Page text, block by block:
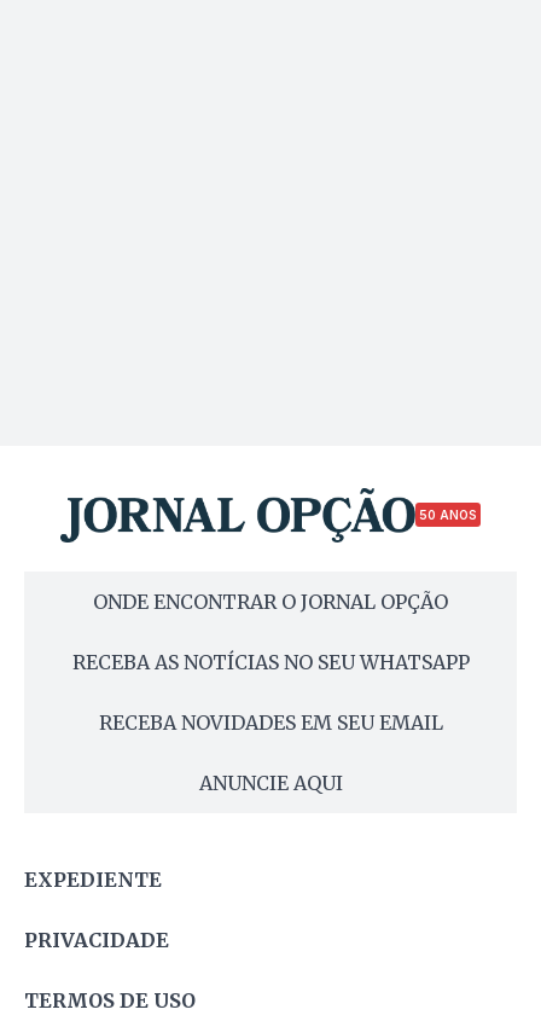
50 ANOS
ONDE ENCONTRAR O JORNAL OPÇÃO
RECEBA AS NOTÍCIAS NO SEU WHATSAPP
RECEBA NOVIDADES EM SEU EMAIL
ANUNCIE AQUI
EXPEDIENTE
PRIVACIDADE
TERMOS DE USO